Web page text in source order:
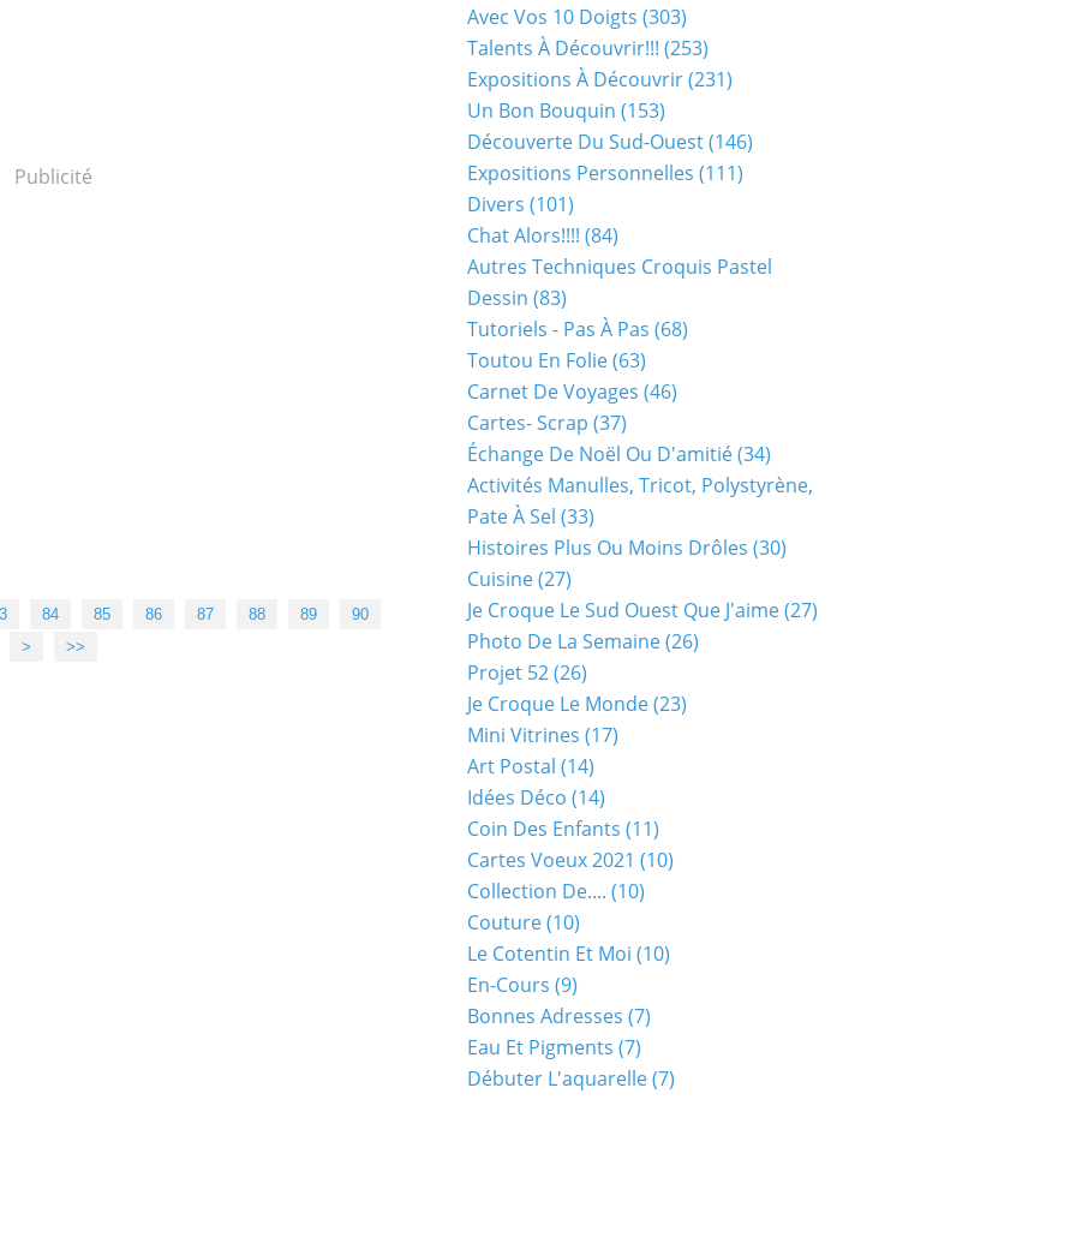
Publicité
84 85 86 87 88 89 90
>
>>
Avec Vos 10 Doigts (303)
Talents À Découvrir!!! (253)
Expositions À Découvrir(231)
Un Bon Bouquin (153)
Découverte Du Sud-Ouest(146)
Expositions Personnelles (111)
Divers (101)
Chat Alors!!!! (84)
Autres Techniques Croquis Pastel
Dessin (83)
Tutoriels - Pas À Pas (68)
Toutou En Folie(63)
Carnet De Voyages (46)
Cartes- Scrap (37)
Échange De Noël Ou D'amitié(34)
Activités Manulles, Tricot, Polystyrène,
Pate À Sel (33)
Histoires Plus Ou Moins Drôles (30)
Cuisine(27)
Je Croque Le Sud Ouest Que J'aime(27)
Photo De La Semaine(26)
Projet 52(26)
Je Croque Le Monde(23)
Mini Vitrines (17)
Art Postal (14)
Idées Déco (14)
Coin Des Enfants (11)
Cartes Voeux 2021 (10)
Collection De.... (10)
Couture(10)
Le Cotentin Et Moi (10)
En-Cours (9)
Bonnes Adresses (7)
Eau Et Pigments (7)
Débuter L'aquarelle(7)